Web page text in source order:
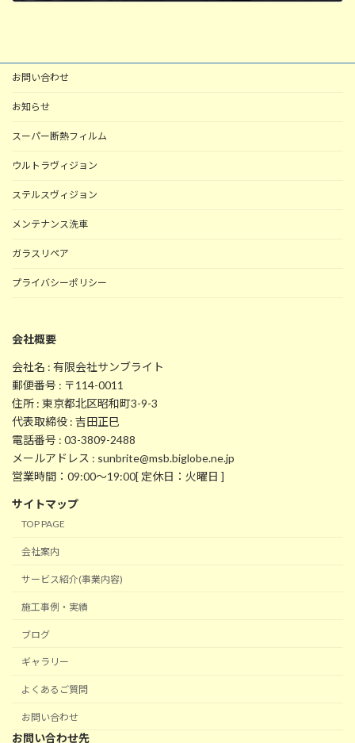
お問い合わせ
お知らせ
スーパー断熱フィルム
ウルトラヴィジョン
ステルスヴィジョン
メンテナンス洗車
ガラスリペア
プライバシーポリシー
会社概要
会社名 : 有限会社サンブライト
郵便番号 : 〒114-0011
住所 : 東京都北区昭和町3-9-3
代表取締役 : 吉田正巳
電話番号 : 03-3809-2488
メールアドレス : sunbrite@msb.biglobe.ne.jp
営業時間：09:00～19:00[ 定休日：火曜日 ]
サイトマップ
TOP PAGE
会社案内
サービス紹介(事業内容)
施工事例・実績
ブログ
ギャラリー
よくあるご質問
お問い合わせ
お問い合わせ先